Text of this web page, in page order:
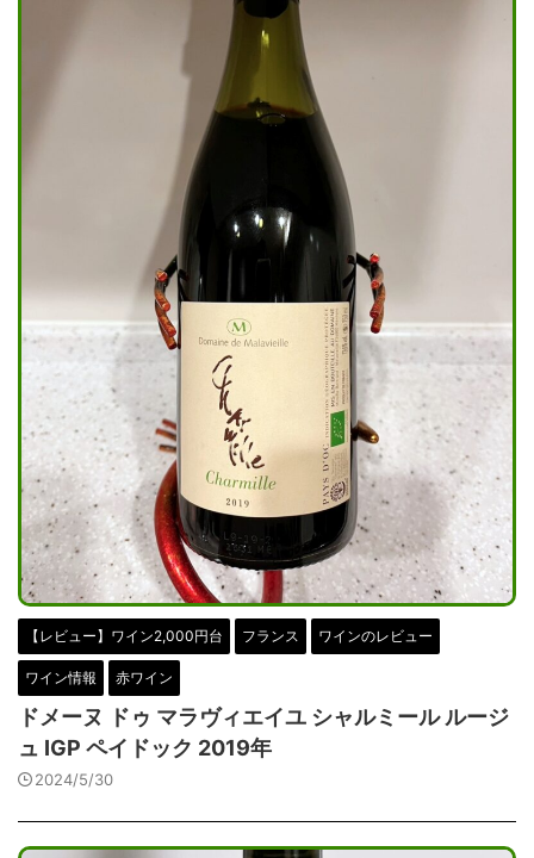
【レビュー】ワイン2,000円台 フランス ワインのレビュー
ワイン情報 赤ワイン
ドメーヌ ドゥ マラヴィエイユ シャルミール ルージ
ュ IGP ペイドック 2019年
2024/5/30